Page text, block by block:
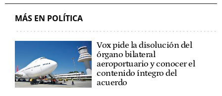
MÁS EN POLÍTICA
Vox pide la disolución del
órgano bilateral
aeroportuario y conocer el
contenido íntegro del
acuerdo